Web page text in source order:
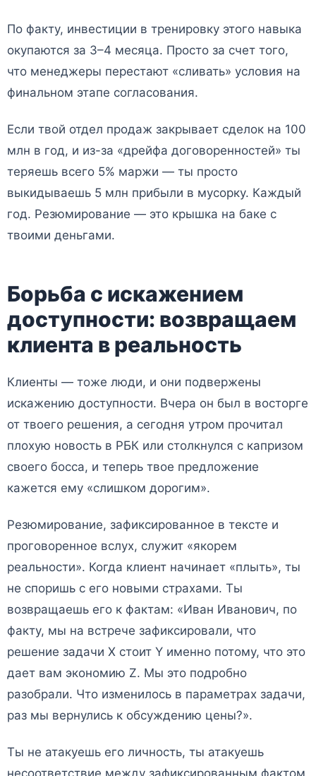
По факту, инвестиции в тренировку этого навыка
окупаются за 3–4 месяца. Просто за счет того,
что менеджеры перестают «сливать» условия на
финальном этапе согласования.
Если твой отдел продаж закрывает сделок на 100
млн в год, и из-за «дрейфа договоренностей» ты
теряешь всего 5% маржи — ты просто
выкидываешь 5 млн прибыли в мусорку. Каждый
год. Резюмирование — это крышка на баке с
твоими деньгами.
Борьба с искажением
доступности: возвращаем
клиента в реальность
Клиенты — тоже люди, и они подвержены
искажению доступности. Вчера он был в восторге
от твоего решения, а сегодня утром прочитал
плохую новость в РБК или столкнулся с капризом
своего босса, и теперь твое предложение
кажется ему «слишком дорогим».
Резюмирование, зафиксированное в тексте и
проговоренное вслух, служит «якорем
реальности». Когда клиент начинает «плыть», ты
не споришь с его новыми страхами. Ты
возвращаешь его к фактам: «Иван Иванович, по
факту, мы на встрече зафиксировали, что
решение задачи X стоит Y именно потому, что это
дает вам экономию Z. Мы это подробно
разобрали. Что изменилось в параметрах задачи,
раз мы вернулись к обсуждению цены?».
Ты не атакуешь его личность, ты атакуешь
несоответствие между зафиксированным фактом